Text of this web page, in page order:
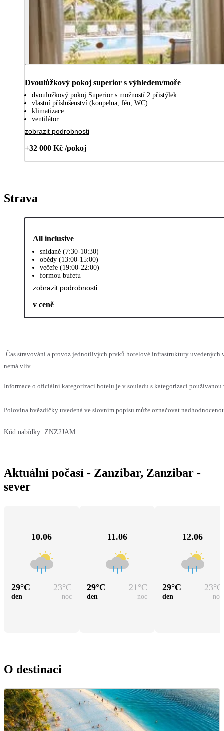
Dvoulůžkový pokoj superior s výhledem/moře
dvoulůžkový pokoj Superior s možností 2 přistýlek
vlastní příslušenství (koupelna, fén, WC)
klimatizace
ventilátor
zobrazit podrobnosti
+32 000 Kč /pokoj
Strava
All inclusive
snídaně (7:30-10:30)
obědy (13:00-15:00)
večeře (19:00-22:00)
formou bufetu
zobrazit podrobnosti
v ceně
Čas stravování a provoz jednotlivých prvků hotelové infrastruktury uvedených
nemá vliv.
Informace o oficiální kategorizaci hotelu je v souladu s kategorizací
Polovina hvězdičky uvedená ve slovním popisu může označovat
Kód nabídky: ZNZ2JAM
Aktuální počasí - Zanzibar, Zanzibar -
sever
10.06
29°C 23°C
den noc
11.06
29°C 21°C
den noc
12.06
29°C 23°C
den noc
O destinaci